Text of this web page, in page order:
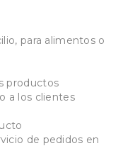
para alimentos o
productos
a los clientes
de pedidos en